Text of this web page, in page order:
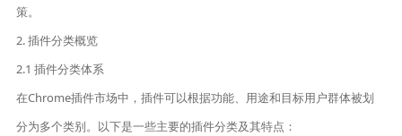
策。
2. 插件分类概览
2.1 插件分类体系
在Chrome插件市场中，插件可以根据功能、用途和目标用户群体被划
分为多个类别。以下是一些主要的插件分类及其特点：